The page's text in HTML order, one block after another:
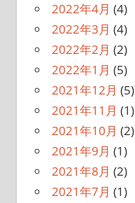
2022年4月 (4)
2022年3月 (4)
2022年2月 (2)
2022年1月 (5)
2021年12月 (5)
2021年11月 (1)
2021年10月 (2)
2021年9月 (1)
2021年8月 (2)
2021年7月 (1)